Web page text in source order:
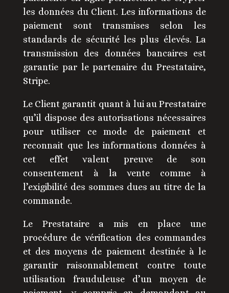
les données du Client. Les informations de
paiement sont transmises selon les
standards de sécurité les plus élevés. La
transmission des données bancaires est
garantie par le partenaire du Prestataire,
Stripe.
Le Client garantit quant à lui au Prestataire
qu’il dispose des autorisations nécessaires
pour utiliser ce mode de paiement et
reconnait que les informations données à
cet effet valent preuve de son
consentement à la vente comme à
l’exigibilité des sommes dues au titre de la
commande.
Le Prestataire a mis en place une
procédure de vérification des commandes
et des moyens de paiement destinée à le
garantir raisonnablement contre toute
utilisation frauduleuse d’un moyen de